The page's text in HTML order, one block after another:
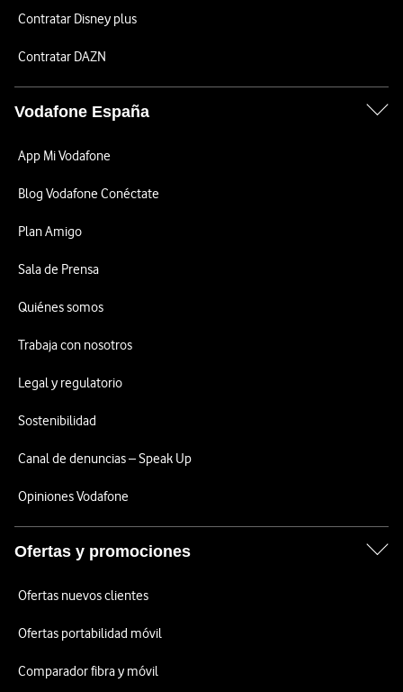
Contratar Disney plus
Contratar DAZN
Vodafone España
App Mi Vodafone
Blog Vodafone Conéctate
Plan Amigo
Sala de Prensa
Quiénes somos
Trabaja con nosotros
Legal y regulatorio
Sostenibilidad
Canal de denuncias – Speak Up
Opiniones Vodafone
Ofertas y promociones
Ofertas nuevos clientes
Ofertas portabilidad móvil
Comparador fibra y móvil